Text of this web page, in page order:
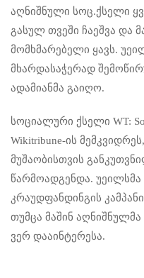
აღნიშნული სოც.ქსელი
გასულ თვეში ჩაეშვა და
მომხმარებელი ყავს.
მხარდასაჭერად
ადამიანმა გაიღო.
სოციალური ქსელი WT:
Wikitribune-ის
მუშაობისთვის
წარმოადგენდა. უეილსმა
კრაუდფანდინგის
თუმცა მაშინ
ვერ დააინტერესა.